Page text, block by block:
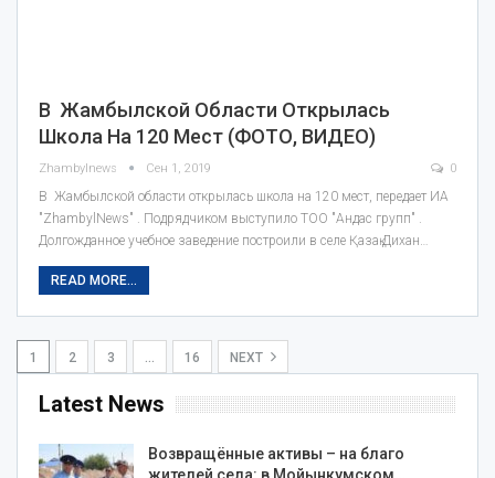
В Жамбылской Области Открылась
Школа На 120 Мест (ФОТО, ВИДЕО)
Zhambylnews Сен 1, 2019 0
В Жамбылской области открылась школа на 120 мест, передает ИА
"ZhambylNews" . Подрядчиком выступило ТОО "Андас групп" .
Долгожданное учебное заведение построили в селе Қазақ Дихан…
READ MORE...
1 2 3 … 16 NEXT
Latest News
Возвращённые активы – на благо